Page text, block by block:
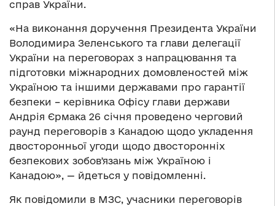
справ України.
«На виконання доручення Президента України
Володимира Зеленського та глави делегації
України на переговорах з напрацювання та
підготовки міжнародних домовленостей між
Україною та іншими державами про гарантії
безпеки – керівника Офісу глави держави
Андрія Єрмака 26 січня проведено черговий
раунд переговорів з Канадою щодо укладення
двосторонньої угоди щодо двосторонніх
безпекових зобовʼязань між Україною і
Канадою», — йдеться у повідомленні.
Як повідомили в МЗС, учасники переговорів